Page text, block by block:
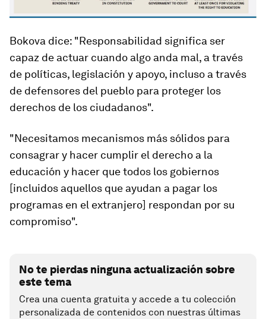
Bokova dice: "Responsabilidad significa ser
capaz de actuar cuando algo anda mal, a través
de políticas, legislación y apoyo, incluso a través
de defensores del pueblo para proteger los
derechos de los ciudadanos".
"Necesitamos mecanismos más sólidos para
consagrar y hacer cumplir el derecho a la
educación y hacer que todos los gobiernos
[incluidos aquellos que ayudan a pagar los
programas en el extranjero] respondan por su
compromiso".
No te pierdas ninguna actualización sobre
este tema
Crea una cuenta gratuita y accede a tu colección
personalizada de contenidos con nuestras últimas